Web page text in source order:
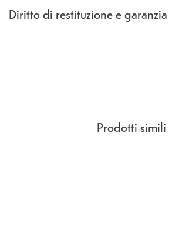
Diritto di restituzione e garanzia
Garanzia
24 mesi
Prodotti simili